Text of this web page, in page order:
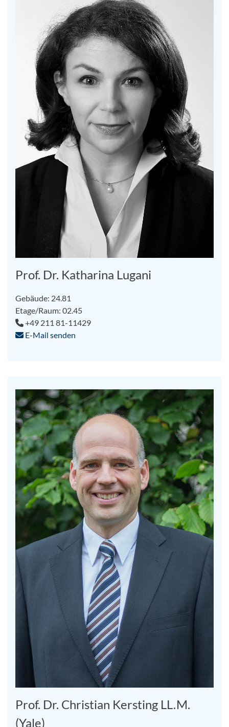
Prof. Dr. Katharina Lugani
Gebäude: 24.81
Etage/Raum: 02.45
+49 211 81-11429
E-Mail senden
Prof. Dr. Christian Kersting LL.M.
(Yale)